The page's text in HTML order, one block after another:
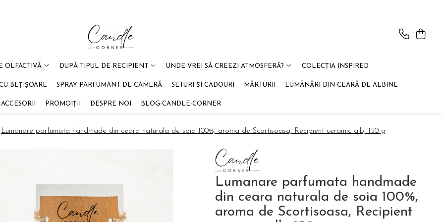
OLFACTIVĂ DUPĂ TIPUL DE RECIPIENT UNDE VREI SĂ CREEZI ATMOSFERĂ? COLECȚIA INSPIRED
BEȚIȘOARE SPRAY PARFUMANT DE CAMERĂ SETURI ȘI CADOURI MĂRTURII LUMÂNĂRI DIN CEARĂ DE ALBINE
ACCESORII PROMOIȚII DESPRE NOI BLOG-CANDLE-CORNER
Lumanare parfumata handmade din ceara naturala de soia 100%, aroma de Scortisoasa, Recipient ceramic alb, 150 g
Lumanare parfumata handmade
din ceara naturala de soia 100%,
aroma de Scortisoasa, Recipient